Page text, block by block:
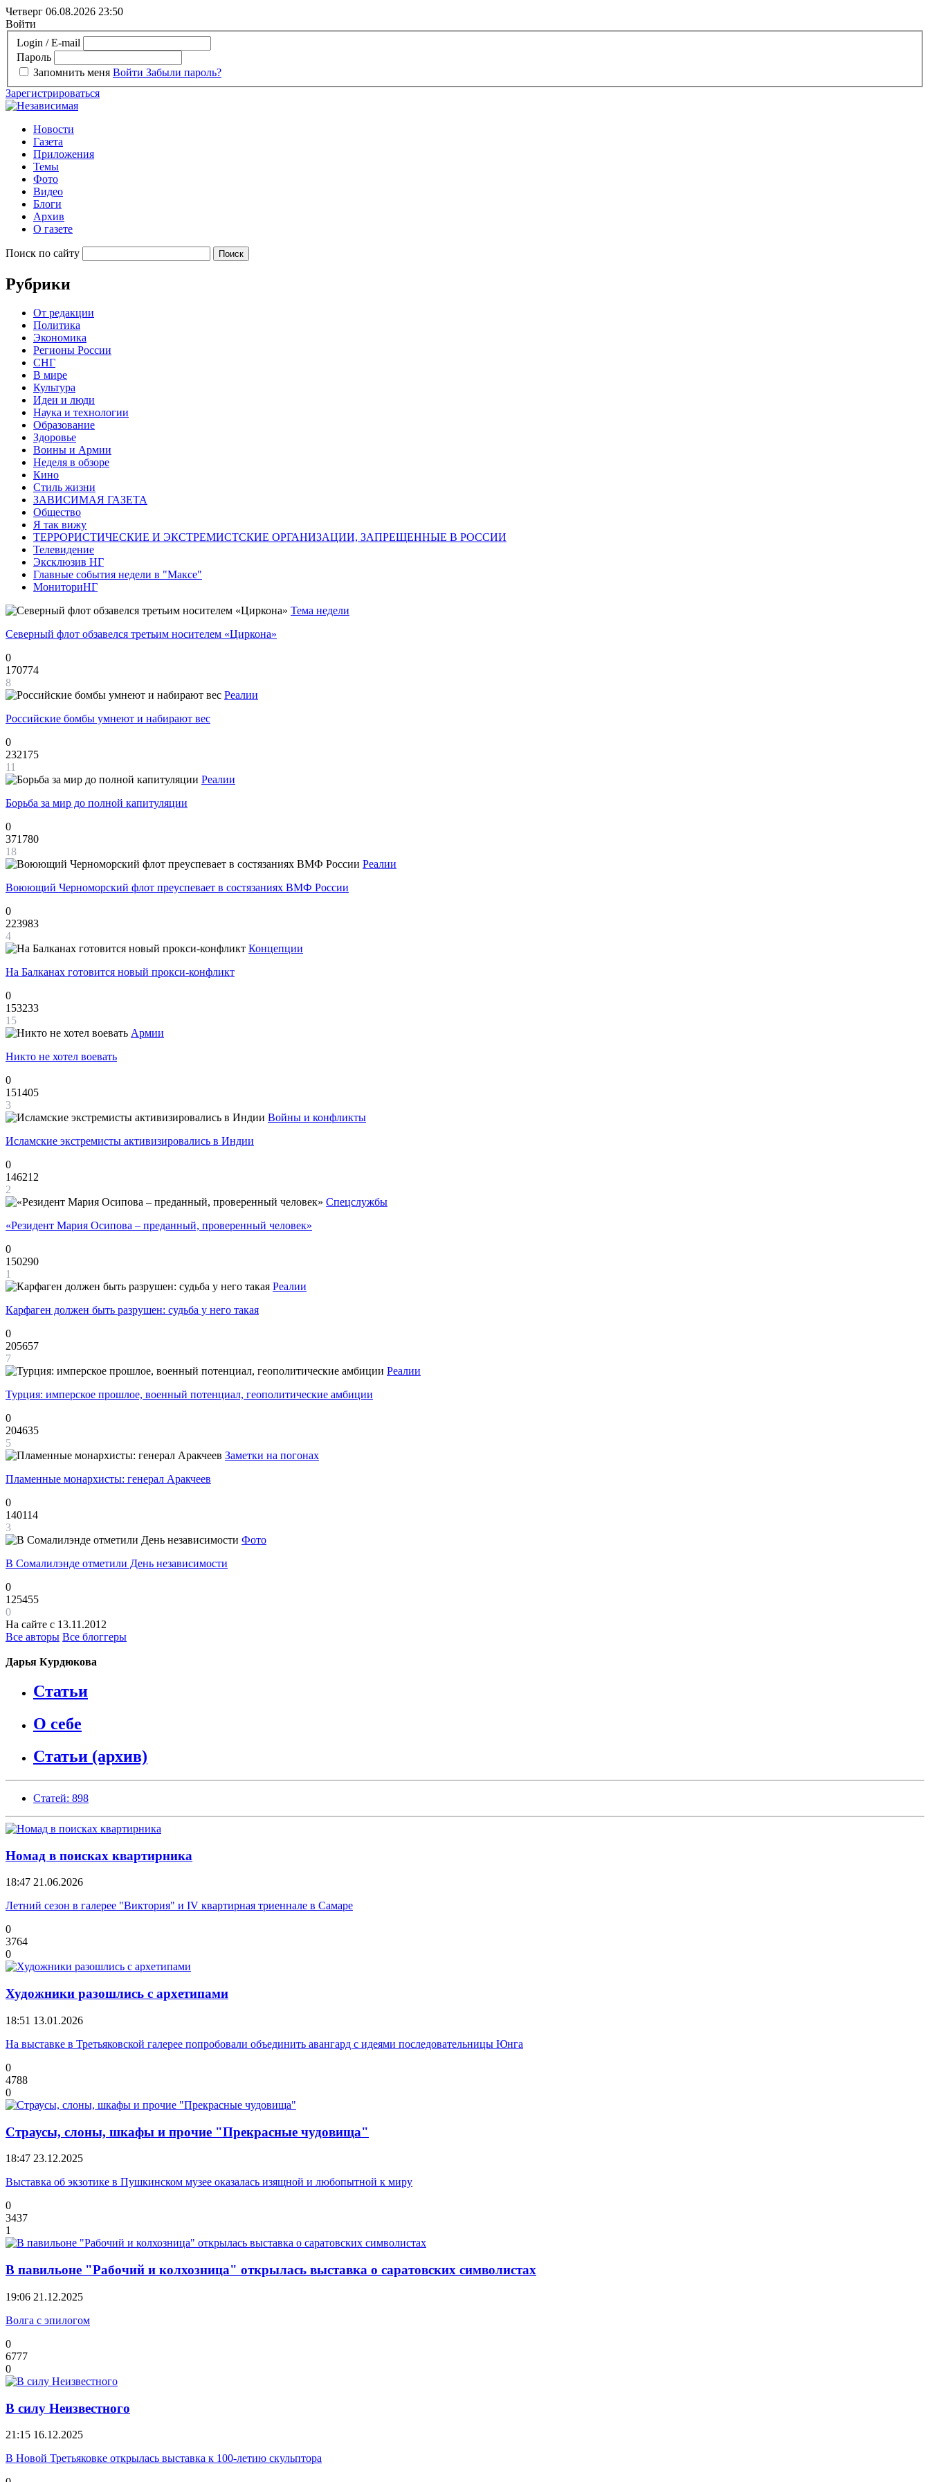
Четверг 06.08.2026 23:50
Войти
Login / E-mail
Пароль
Запомнить меня Войти Забыли пароль?
Зарегистрироваться
Новости
Газета
Приложения
Темы
Фото
Видео
Блоги
Архив
О газете
Поиск по сайту
Рубрики
От редакции
Политика
Экономика
Регионы России
СНГ
В мире
Культура
Идеи и люди
Наука и технологии
Образование
Здоровье
Воины и Армии
Неделя в обзоре
Кино
Стиль жизни
ЗАВИСИМАЯ ГАЗЕТА
Общество
Я так вижу
ТЕРРОРИСТИЧЕСКИЕ И ЭКСТРЕМИСТСКИЕ ОРГАНИЗАЦИИ, ЗАПРЕЩЕННЫЕ В РОССИИ
Телевидение
Эксклюзив НГ
Главные события недели в "Максе"
МониториНГ
Тема недели
Северный флот обзавелся третьим носителем «Циркона»
0
170774
8
Реалии
Российские бомбы умнеют и набирают вес
0
232175
11
Реалии
Борьба за мир до полной капитуляции
0
371780
18
Реалии
Воюющий Черноморский флот преуспевает в состязаниях ВМФ России
0
223983
4
Концепции
На Балканах готовится новый прокси-конфликт
0
153233
15
Армии
Никто не хотел воевать
0
151405
3
Войны и конфликты
Исламские экстремисты активизировались в Индии
0
146212
2
Спецслужбы
«Резидент Мария Осипова – преданный, проверенный человек»
0
150290
1
Реалии
Карфаген должен быть разрушен: судьба у него такая
0
205657
7
Реалии
Турция: имперское прошлое, военный потенциал, геополитические амбиции
0
204635
5
Заметки на погонах
Пламенные монархисты: генерал Аракчеев
0
140114
3
Фото
В Сомалилэнде отметили День независимости
0
125455
0
На сайте с 13.11.2012
Все авторы Все блоггеры
Дарья Курдюкова
Статьи
О себе
Статьи (архив)
Статей: 898
Номад в поисках квартирника
18:47 21.06.2026
Летний сезон в галерее "Виктория" и IV квартирная триеннале в Самаре
0
3764
0
Художники разошлись с архетипами
18:51 13.01.2026
На выставке в Третьяковской галерее попробовали объединить авангард с идеями последовательницы Юнга
0
4788
0
Страусы, слоны, шкафы и прочие "Прекрасные чудовища"
18:47 23.12.2025
Выставка об экзотике в Пушкинском музее оказалась изящной и любопытной к миру
0
3437
1
В павильоне "Рабочий и колхозница" открылась выставка о саратовских символистах
19:06 21.12.2025
Волга с эпилогом
0
6777
0
В силу Неизвестного
21:15 16.12.2025
В Новой Третьяковке открылась выставка к 100-летию скульптора